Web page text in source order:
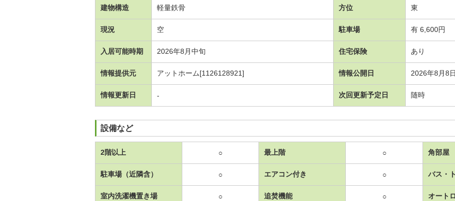
建物構造 軽量鉄骨 方位 東
現況 空 駐車場 有 6,600円
入居可能時期 2026年8月中旬 住宅保険 あり
情報提供元 アットホーム[1126128921] 情報公開日 2026年8月8日
情報更新日 - 次回更新予定日 随時
設備など
2階以上 ○ 最上階 ○ 角部屋
駐車場（近隣含） ○ エアコン付き ○ バス・
室内洗濯機置き場 ○ 追焚機能 ○ オート